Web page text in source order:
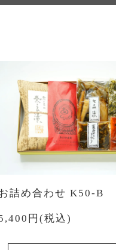
詰め合わせ K50-B
円(税込)